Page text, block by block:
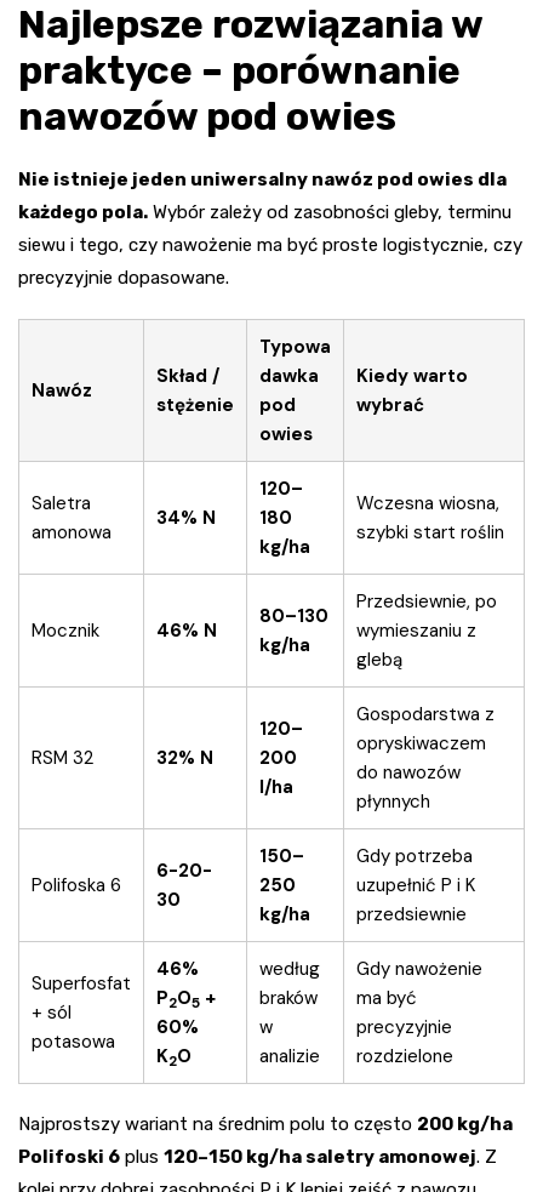
Najlepsze rozwiązania w
praktyce – porównanie
nawozów pod owies
Nie istnieje jeden uniwersalny nawóz pod owies dla
każdego pola. Wybór zależy od zasobności gleby, terminu
siewu i tego, czy nawożenie ma być proste logistycznie, czy
precyzyjnie dopasowane.
Nawóz
Skład /
stężenie
Typowa
dawka
pod
owies
Kiedy warto
wybrać
Saletra
amonowa
34% N
120–
180
kg/ha
Wczesna wiosna,
szybki start roślin
Mocznik 46% N
80–130
kg/ha
Przedsiewnie, po
wymieszaniu z
glebą
RSM 32 32% N
120–
200
l/ha
Gospodarstwa z
opryskiwaczem
do nawozów
płynnych
Polifoska 6
6-20-
30
150–
250
kg/ha
Gdy potrzeba
uzupełnić P i K
przedsiewnie
Superfosfat
+ sól
potasowa
46%
P2O5 +
60%
K2O
według
braków
w
analizie
Gdy nawożenie
ma być
precyzyjnie
rozdzielone
Najprostszy wariant na średnim polu to często 200 kg/ha
Polifoski 6 plus 120–150 kg/ha saletry amonowej. Z